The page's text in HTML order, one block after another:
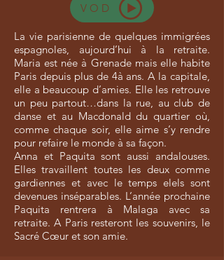
VOD
La vie parisienne de quelques immigrées
espagnoles, aujourd’hui à la retraite.
Maria est née à Grenade mais elle habite
Paris depuis plus de 4à ans. A la capitale,
elle a beaucoup d’amies. Elle les retrouve
un peu partout…dans la rue, au club de
danse et au Macdonald du quartier où,
comme chaque soir, elle aime s’y rendre
pour refaire le monde à sa façon.
Anna et Paquita sont aussi andalouses.
Elles travaillent toutes les deux comme
gardiennes et avec le temps elels sont
devenues inséparables. L’année prochaine
Paquita rentrera à Malaga avec sa
retraite. A Paris resteront les souvenirs, le
Sacré Cœur et son amie.